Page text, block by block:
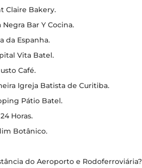
Claire Bakery.
Negra Bar Y Cocina.
da Espanha.
Vita Batel.
Café.
Igreja Batista de Curitiba.
Pátio Batel.
Horas.
Botânico.
do Aeroporto e Rodoferroviária?